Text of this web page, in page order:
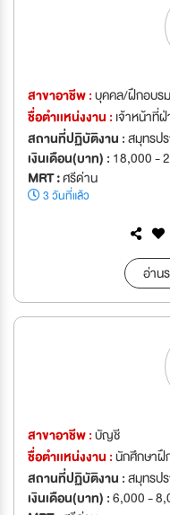
สาขาอาชีพ :บุคคล/ฝึกอบรม
ชื่อตำเเหน่งงาน : เจ้าหน้าที่
สถานที่ปฏิบัติงาน :สมุทรป
เงินเดือน(บาท) : 18,000 -
MRT :ศรีด่าน
3 วันที่แล้ว
อ่าน
สาขาอาชีพ :บัญชี
ชื่อตำเเหน่งงาน :นักศึกษาฝึ
สถานที่ปฏิบัติงาน :สมุทรป
เงินเดือน(บาท) :6,000 -